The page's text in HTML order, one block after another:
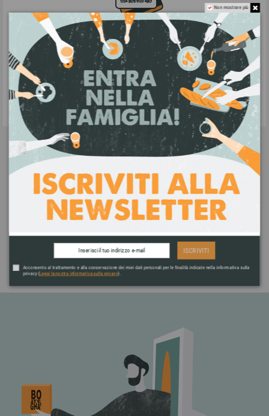
PAGAMENTI SICURI
Accettiamo pagamenti tramite bonifico
bancario, carta di credito, Paypal e
contrassegno.
ASSISTENZA CLIENTI
Contattaci a info@bottegha.it oppure via
WhatsApp al
+39 392 0221572
Non mostrare più
ISCRIVITI
Acconsento al trattamento e alla conservazione dei miei dati personali per le finalità indicate nella informativa sulla
privacy (Leggi la nostra informativa sulla privacy).